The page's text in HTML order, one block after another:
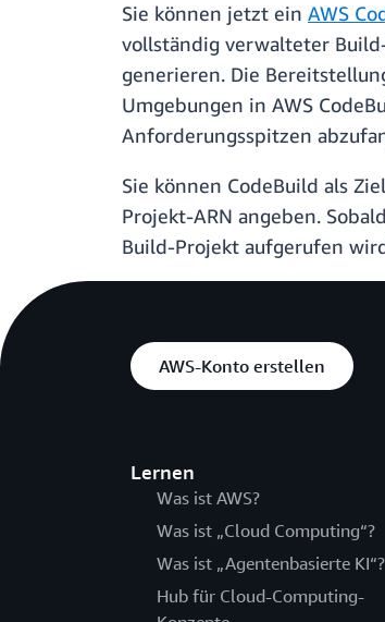
Sie können jetzt ein AWS
vollständig verwalteter
generieren. Die
Umgebungen in AWS
Anforderungsspitzen
Sie können CodeBuild als
Projekt-ARN angeben.
Build-Projekt aufgerufen
AWS-Konto erstellen
Lernen
Was ist AWS?
Was ist „Cloud Computing“?
Was ist „Agentenbasierte KI“?
Hub für Cloud-Computing-